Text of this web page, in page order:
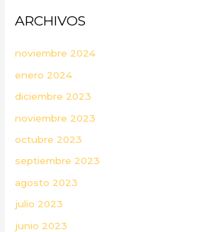
ARCHIVOS
noviembre 2024
enero 2024
diciembre 2023
noviembre 2023
octubre 2023
septiembre 2023
agosto 2023
julio 2023
junio 2023